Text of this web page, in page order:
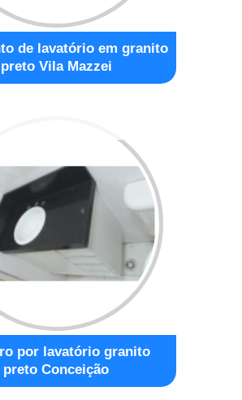
de lavatório em granito
preto Vila Mazzei
por lavatório granito
preto Conceição